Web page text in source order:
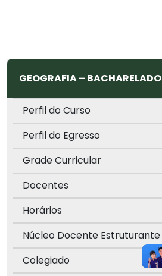
GEOGRAFIA – BACHARELADO
Perfil do Curso
Perfil do Egresso
Grade Curricular
Docentes
Horários
Núcleo Docente Estruturante
Colegiado